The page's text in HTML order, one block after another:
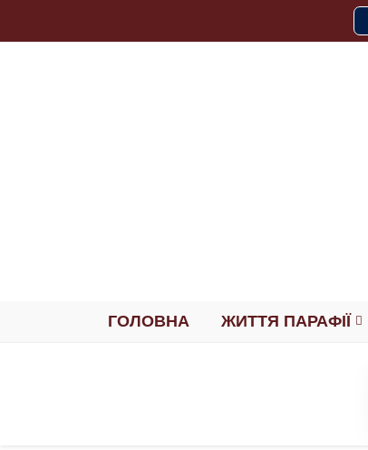
ГОЛОВНА ЖИТТЯ ПАРАФІЇ